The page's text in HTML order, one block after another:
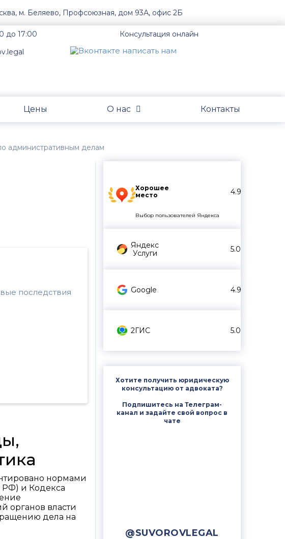
м. Беляево, Профсоюзная, дом 93А, офис 2Б
до 17:00
Консультация онлайн
Цены О нас Контакты
административным делам
Хорошее
место
4.9
Выбор пользователей Яндекса
Яндекс
Услуги
5.0
Google 4.9
2ГИС 5.0
Хотите получить юридическую
консультацию от адвоката?
Подпишитесь на Телеграм-
канал и задайте свой вопрос в
чате
@SUVOROVLEGAL
последствия
нормами
и Кодекса
органов власти
дела на